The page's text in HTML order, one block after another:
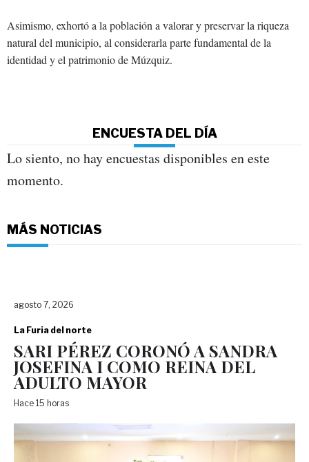
Asimismo, exhortó a la población a valorar y preservar la riqueza
natural del municipio, al considerarla parte fundamental de la
identidad y el patrimonio de Múzquiz.
ENCUESTA DEL DÍA
Lo siento, no hay encuestas disponibles en este
momento.
MÁS NOTICIAS
agosto 7, 2026
La Furia del norte
SARI PÉREZ CORONÓ A SANDRA
JOSEFINA I COMO REINA DEL
ADULTO MAYOR
Hace 15 horas